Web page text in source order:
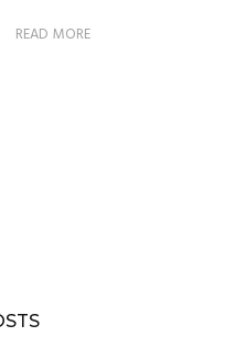
READ MORE